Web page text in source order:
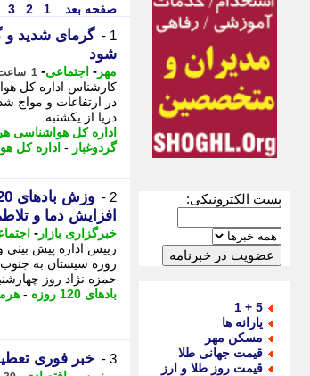
پست الکترونیکی:
5 + 1
یارانه ها
مسکن مهر
قیمت جهانی طلا
قیمت روز طلا و ارز
صفحه بعد
1
2
3
1 -
گرمای شدید و
شود
مهر - اجتماعی- 1 ساعت پیش - پنجشنبه 15 مرداد 1405، 09:55
کارشناس اداره کل
در ارتفاعات و مواج
دریا از یکشنبه ...
اداره کل هواشناسی
گردوغبار - اداره کل
2 -
افزایش دما و
خبرگزاری بازار -
روزه سیستان به
حمزه نژاد روز
بادهای 120 روزه
-
3 - خبر فوری تعطیلی ادارات؛